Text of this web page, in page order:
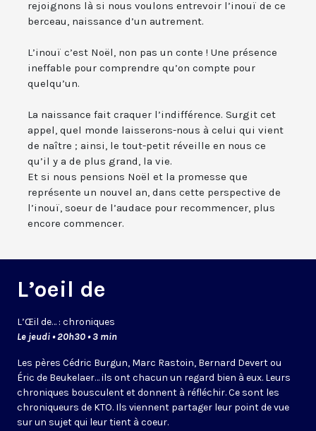
rejoignons là si nous voulons entrevoir l’inouï de ce
berceau, naissance d’un autrement.
L’inouï c’est Noël, non pas un conte ! Une présence
ineffable pour comprendre qu’on compte pour
quelqu’un.
La naissance fait craquer l’indifférence. Surgit cet
appel, quel monde laisserons-nous à celui qui vient
de naître ; ainsi, le tout-petit réveille en nous ce
qu’il y a de plus grand, la vie.
Et si nous pensions Noël et la promesse que
représente un nouvel an, dans cette perspective de
l’inouï, soeur de l’audace pour recommencer, plus
encore commencer.
L’oeil de
L’Œil de… : chroniques
Le jeudi • 20h30 • 3 min
Les pères Cédric Burgun, Marc Rastoin, Bernard Devert ou
Éric de Beukelaer… ils ont chacun un regard bien à eux. Leurs
chroniques bousculent et donnent à réfléchir. Ce sont les
chroniqueurs de KTO. Ils viennent partager leur point de vue
sur un sujet qui leur tient à coeur.